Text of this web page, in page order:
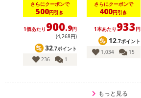
さらにクーポンで
500円引き
1個あたり 900.9円
(4,268円)
32.7ポイント
236
1
さらにクーポンで
400円引き
1本あたり 933円
12.7ポイント
1,034
15
もっと見る